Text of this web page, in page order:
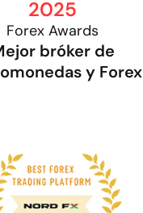
2025
Forex Awards
bróker de
y Forex